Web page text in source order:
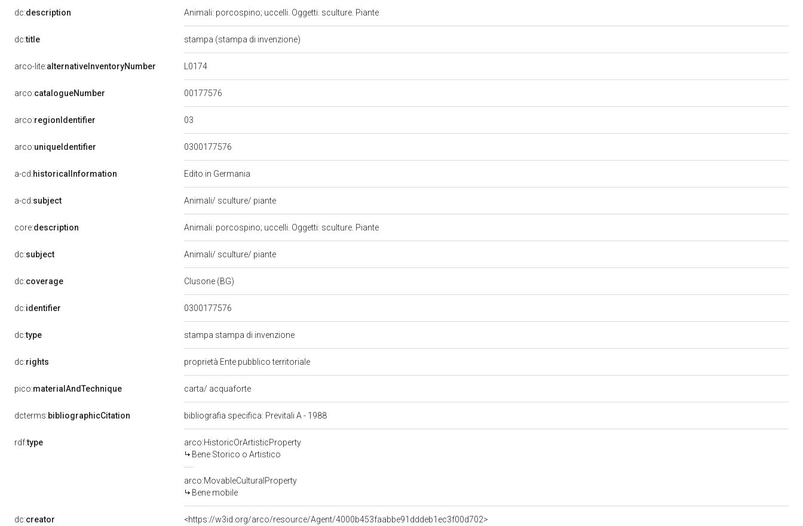
dc:description Animali: porcospino; uccelli. Oggetti: sculture. Piante
dc:title stampa (stampa di invenzione)
arco-lite:alternativeInventoryNumber L0174
arco:catalogueNumber 00177576
arco:regionIdentifier 03
arco:uniqueIdentifier 0300177576
a-cd:historicalInformation Edito in Germania
a-cd:subject Animali/ sculture/ piante
core:description Animali: porcospino; uccelli. Oggetti: sculture. Piante
dc:subject Animali/ sculture/ piante
dc:coverage Clusone (BG)
dc:identifier 0300177576
dc:type stampa stampa di invenzione
dc:rights proprietà Ente pubblico territoriale
pico:materialAndTechnique carta/ acquaforte
dcterms:bibliographicCitation bibliografia specifica: Previtali A - 1988
rdf:type
arco:HistoricOrArtisticProperty
Bene Storico o Artistico
arco:MovableCulturalProperty
Bene mobile
dc:creator
<https://w3id.org/arco/resource/Agent/4000b453faabbe91dddeb1ec3f00d702>